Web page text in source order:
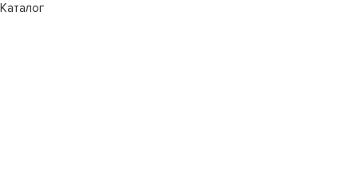
Каталог